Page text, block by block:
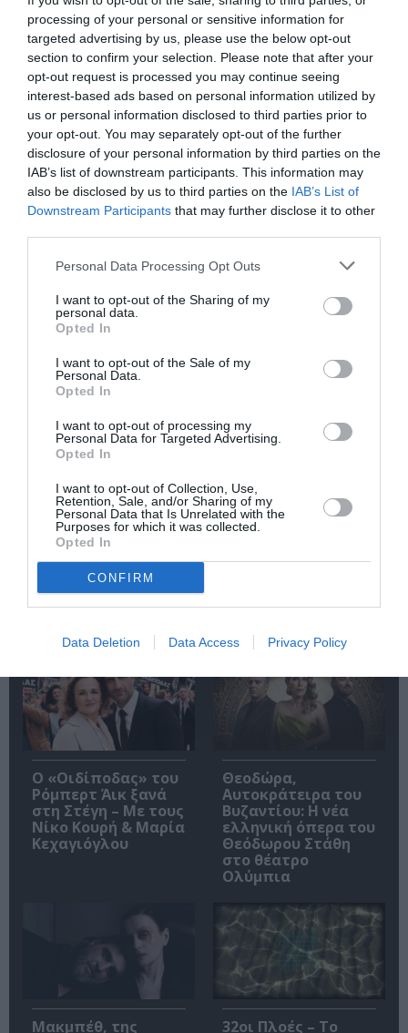
processing of your personal or sensitive information for
targeted advertising by us, please use the below opt-out
section to confirm your selection. Please note that after your
opt-out request is processed you may continue seeing
interest-based ads based on personal information utilized by
us or personal information disclosed to third parties prior to
your opt-out. You may separately opt-out of the further
disclosure of your personal information by third parties on the
IAB’s list of downstream participants. This information may
also be disclosed by us to third parties on the IAB’s List of
Downstream Participants that may further disclose it to other
Personal Data Processing Opt Outs
I want to opt-out of the Sharing of my
personal data.
Opted In
I want to opt-out of the Sale of my
Personal Data.
Opted In
I want to opt-out of processing my
Personal Data for Targeted Advertising.
Opted In
I want to opt-out of Collection, Use,
Retention, Sale, and/or Sharing of my
Personal Data that Is Unrelated with the
Purposes for which it was collected.
Opted In
CONFIRM
Data Deletion Data Access Privacy Policy
Σχετικά Άρθρα
Η Μισέλ Φάιφερ
θέλει να
πρωταγωνιστήσει
ποτέ ξανά σε ταινία
Προβολές με
στον Θερινό
Δημοτικό
Κινηματογράφο
Αγίας Παρασκευής |
10-16/8
Εισπράξεις πάνω
για το “Spider-Man:
Brand New Day”
Αντζελίνα Τζολί θα
κάνει πρεμιέρα τον
Σεπτέμβριο
O «Οιδίποδας» του
Ρόμπερτ Άικ ξανά
στη Στέγη – Με τους
Νίκο Κουρή & Μαρία
Κεχαγιόγλου
Θεοδώρα,
Αυτοκράτειρα του
Βυζαντίου: Η νέα
ελληνική όπερα του
Θεόδωρου Στάθη
στο θέατρο
Ολύμπια
Μακμπέθ, της
32οι Πλοές – Το